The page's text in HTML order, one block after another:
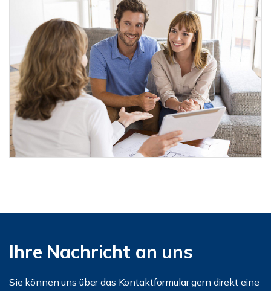
Ihre Nachricht an uns
Sie können uns über das Kontaktformular gern direkt eine